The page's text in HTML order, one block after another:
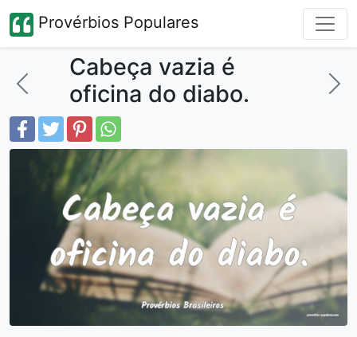
Provérbios Populares
Cabeça vazia é
oficina do diabo.